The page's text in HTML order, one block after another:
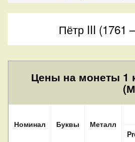
Пётр III (1761
Цены на монеты 1
Номинал Буквы Металл